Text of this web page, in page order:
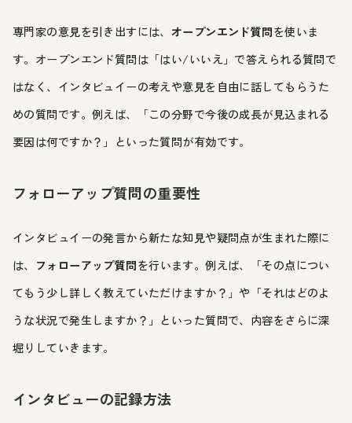
専門家の意見を引き出すには、 オープンエンド質問を使いま
す。オープンエンド質問は「はい/いいえ」で答えられる質問で
はなく、インタビュイーの考えや意見を自由に話してもらうた
めの質問です。例えば、「この分野で今後の成長が見込まれる
要因は何ですか？」といった質問が有効です。
フォローアップ質問の重要性
インタビュイーの発言から新たな知見や疑問点が生まれた際に
は、 フォローアップ質問を行います。例えば、「その点につい
てもう少し詳しく教えていただけますか？」や「それはどのよ
うな状況で発生しますか？」といった質問で、内容をさらに深
堀りしていきます。
インタビューの記録方法